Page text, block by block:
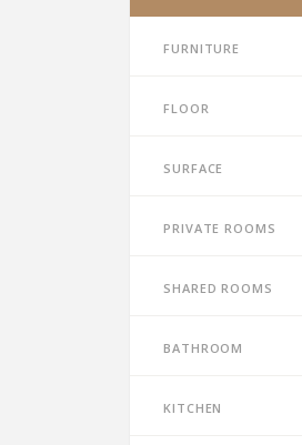
Furniture
Floor
Surface
Private rooms
Shared rooms
Bathroom
Kitchen